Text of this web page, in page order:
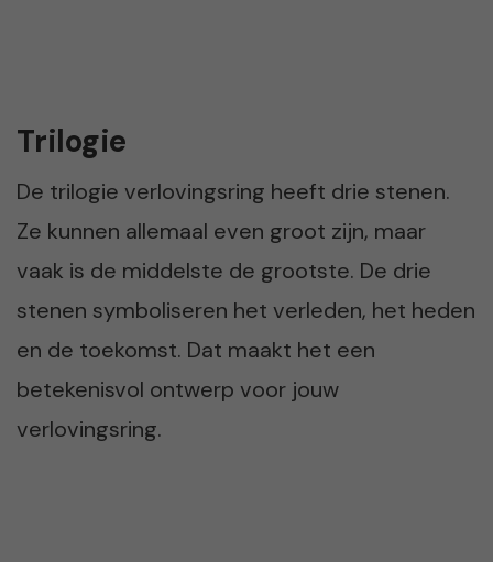
Trilogie
De trilogie verlovingsring heeft drie stenen.
Ze kunnen allemaal even groot zijn, maar
vaak is de middelste de grootste. De drie
stenen symboliseren het verleden, het heden
en de toekomst. Dat maakt het een
betekenisvol ontwerp voor jouw
verlovingsring.